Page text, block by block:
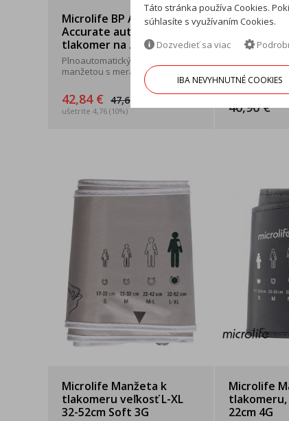
Microlife BP A2 Classic
Accurate automatický
tlakomer na ...
Plnoautomatický tlakomer s
manžetou s meraním na ...
42,84 € 47,60 €
ušetríte 4,76 (10%)
Microlife BP
zápästie
meranie
40,90 €
Microlife Manžeta k
tlakomeru veľkosť L-XL
32-52cm Soft 3G
Microlife
tlakomeru,
22cm 4G
Táto stránka používa Cookies.
súhlasíte s využívaním Cookies.
Dozvedieť sa viac
IBA NEVYHNUTNÉ COOKIES